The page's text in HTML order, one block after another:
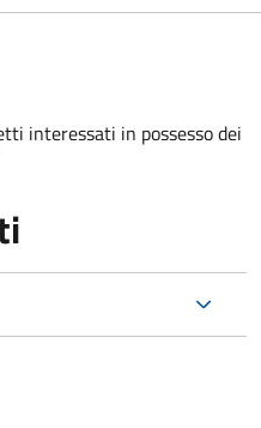
interessati in possesso dei